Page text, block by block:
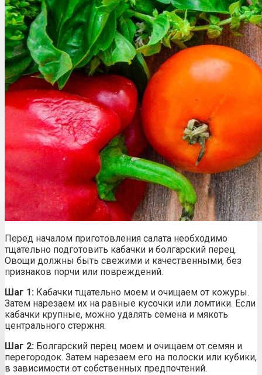
Перед началом приготовления салата необходимо
тщательно подготовить кабачки и болгарский перец.
Овощи должны быть свежими и качественными, без
признаков порчи или повреждений.
Шаг 1: Кабачки тщательно моем и очищаем от кожуры.
Затем нарезаем их на равные кусочки или ломтики. Если
кабачки крупные, можно удалять семена и мякоть
центрального стержня.
Шаг 2: Болгарский перец моем и очищаем от семян и
перегородок. Затем нарезаем его на полоски или кубики,
в зависимости от собственных предпочтений.